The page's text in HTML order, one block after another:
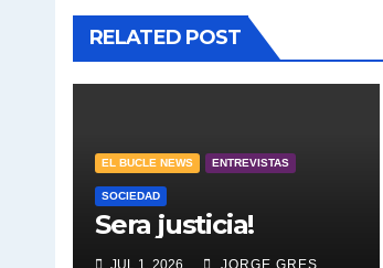
RELATED POST
EL BUCLE NEWS ENTREVISTAS
SOCIEDAD
Sera justicia!